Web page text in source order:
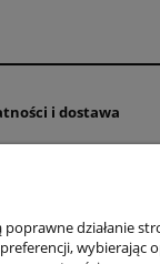
i dostawa
działanie
wybierając